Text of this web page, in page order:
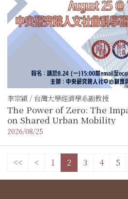
李宗穎 / 台灣大學經濟學系副教授
The Power of Zero: The
on Shared Urban Mobility
2026/08/25
<< < 1 2 3 4 5